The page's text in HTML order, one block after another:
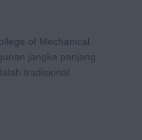
of Mechanical
jangka panjang
tradisional.